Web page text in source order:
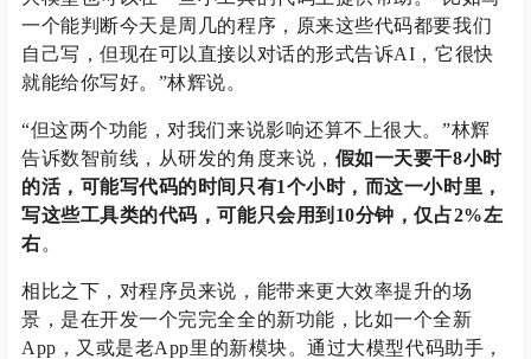
一个能判断今天是周几的程序，原来这些代码都要我们
自己写，但现在可以直接以对话的形式告诉AI，它很快
就能给你写好。”林辉说。
“但这两个功能，对我们来说影响还算不上很大。”林辉
告诉数智前线，从研发的角度来说， 假如一天要干8小时
的活，可能写代码的时间只有1个小时，而这一小时里，
写这些工具类的代码，可能只会用到10分钟，仅占2%左
右。
相比之下，对程序员来说，能带来更大效率提升的场
景，是在开发一个完完全全的新功能，比如一个全新
App，又或是老App里的新模块。通过大模型代码助手，